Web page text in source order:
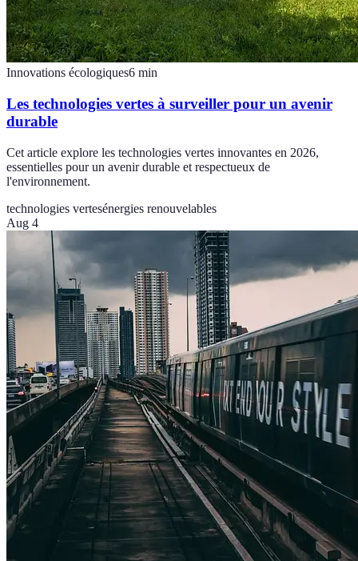
Innovations écologiques6 min
Les technologies vertes à surveiller pour un avenir
durable
Cet article explore les technologies vertes innovantes en 2026,
essentielles pour un avenir durable et respectueux de
l'environnement.
technologies vertesénergies renouvelables
Aug 4